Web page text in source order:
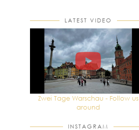
LATEST VIDEO
Zwei Tage Warschau - Follow us
around
INSTAGRAM